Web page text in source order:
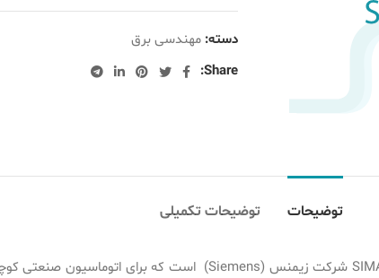
دسته: مهندسی برق
Share:
توضیحات توضیحات تکمیلی